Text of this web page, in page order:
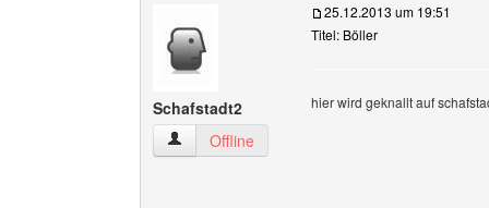
Schafstadt2
Schafstadt2 Benutzer-Profile anzeigen
Offline
25.12.2013 um 19:51
Titel: Böller
hier wird geknallt auf